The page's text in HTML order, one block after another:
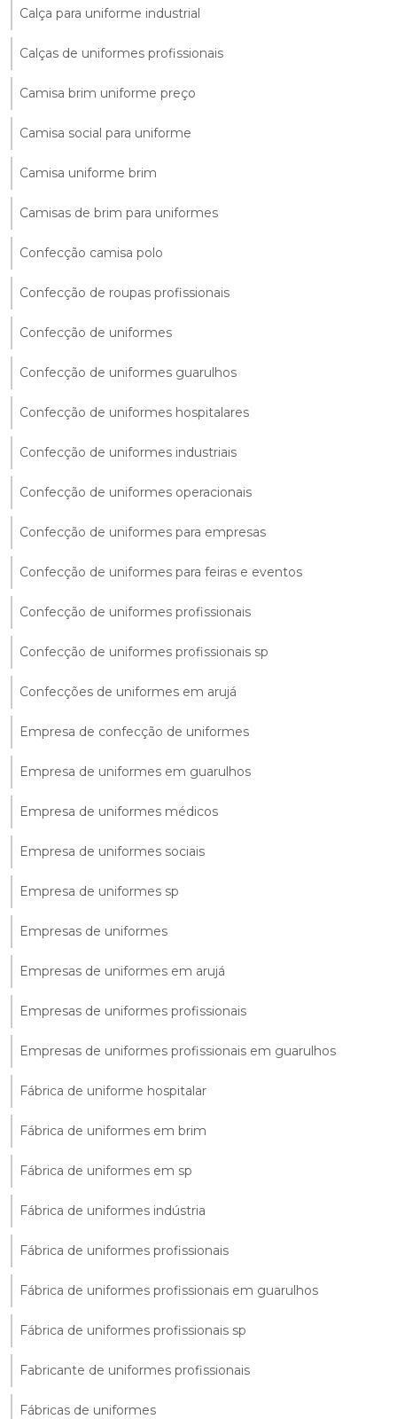
Calça para uniforme industrial
Calças de uniformes profissionais
Camisa brim uniforme preço
Camisa social para uniforme
Camisa uniforme brim
Camisas de brim para uniformes
Confecção camisa polo
Confecção de roupas profissionais
Confecção de uniformes
Confecção de uniformes guarulhos
Confecção de uniformes hospitalares
Confecção de uniformes industriais
Confecção de uniformes operacionais
Confecção de uniformes para empresas
Confecção de uniformes para feiras e eventos
Confecção de uniformes profissionais
Confecção de uniformes profissionais sp
Confecções de uniformes em arujá
Empresa de confecção de uniformes
Empresa de uniformes em guarulhos
Empresa de uniformes médicos
Empresa de uniformes sociais
Empresa de uniformes sp
Empresas de uniformes
Empresas de uniformes em arujá
Empresas de uniformes profissionais
Empresas de uniformes profissionais em guarulhos
Fábrica de uniforme hospitalar
Fábrica de uniformes em brim
Fábrica de uniformes em sp
Fábrica de uniformes indústria
Fábrica de uniformes profissionais
Fábrica de uniformes profissionais em guarulhos
Fábrica de uniformes profissionais sp
Fabricante de uniformes profissionais
Fábricas de uniformes